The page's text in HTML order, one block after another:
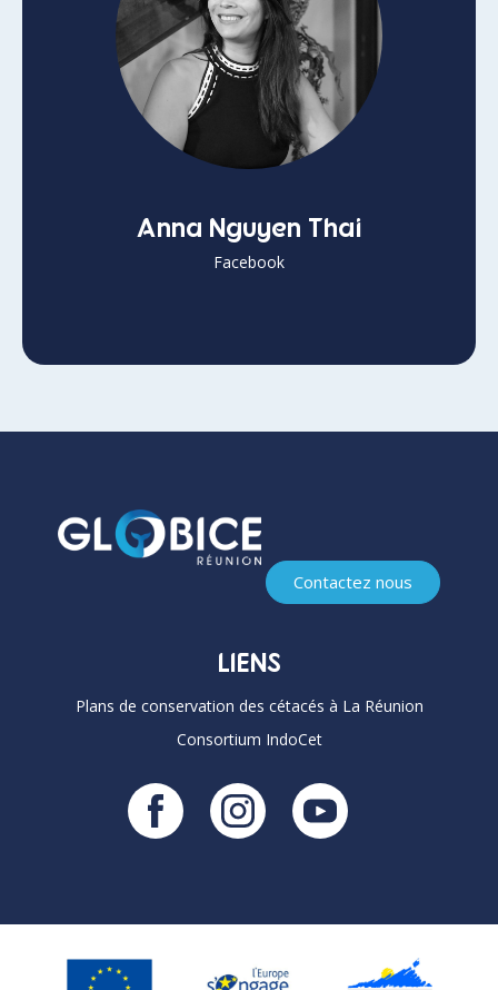
Anna Nguyen Thai
Facebook
Contactez nous
LIENS
Plans de conservation des cétacés à La Réunion
Consortium IndoCet